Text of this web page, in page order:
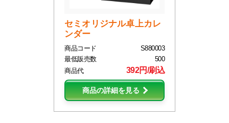
セミオリジナル卓上カレ
ンダー
商品コード
S880003
最低販売数
500
商品代
392円/刷込
商品の詳細を見る